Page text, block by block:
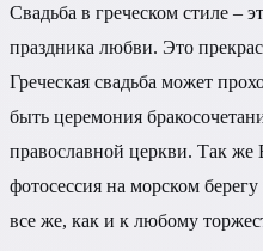
Свадьба в греческом стиле –
праздника любви. Это
Греческая свадьба может
быть церемония
православной церкви. Так же
фотосессия на морском
все же, как и к любому